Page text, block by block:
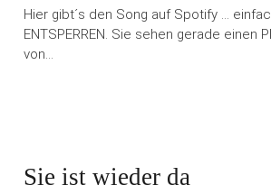
Hier gibt´s den Song auf Spotify …
ENTSPERREN. Sie sehen gerade einen
von…
Sie ist wieder da